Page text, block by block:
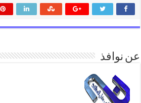
عن نوافذ